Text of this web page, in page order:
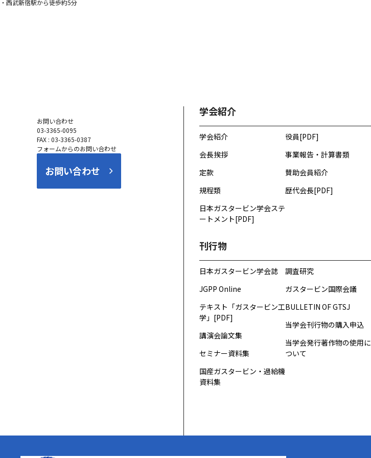
・西武新宿駅から徒歩約5分
お問い合わせ
03-3365-0095
FAX : 03-3365-0387
フォームからのお問い合わせ
お問い合わせ
学会紹介
学会紹介
会長挨拶
定款
規程類
日本ガスタービン学会ステ
ートメント[PDF]
役員[PDF]
事業報告・計算書類
賛助会員紹介
歴代会長[PDF]
刊行物
日本ガスタービン学会誌
JGPP Online
テキスト「ガスタービン工
学」[PDF]
講演会論文集
セミナー資料集
国産ガスタービン・過給機
資料集
調査研究
ガスタービン国際会議
BULLETIN OF GTSJ
当学会刊行物の購入申込
当学会発行著作物の使用に
ついて